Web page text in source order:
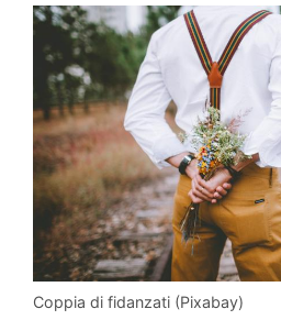
Coppia di fidanzati (Pixabay)